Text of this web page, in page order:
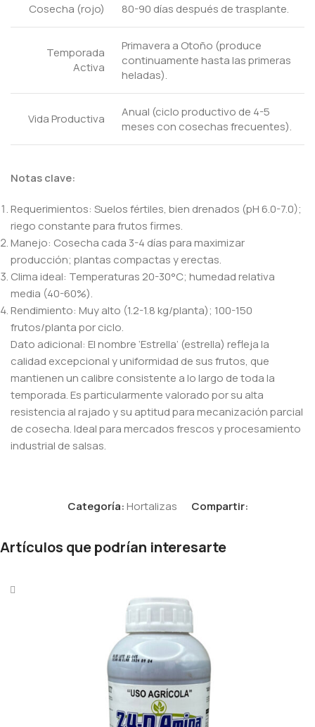
Cosecha (rojo) 80-90 días después de trasplante.
Temporada
Activa
Primavera a Otoño (produce
continuamente hasta las primeras
heladas).
Vida Productiva
Anual (ciclo productivo de 4-5
meses con cosechas frecuentes).
Notas clave:
Requerimientos: Suelos fértiles, bien drenados (pH 6.0-7.0);
riego constante para frutos firmes.
Manejo: Cosecha cada 3-4 días para maximizar
producción; plantas compactas y erectas.
Clima ideal: Temperaturas 20-30°C; humedad relativa
media (40-60%).
Rendimiento: Muy alto (1.2-1.8 kg/planta); 100-150
frutos/planta por ciclo.
Dato adicional: El nombre ‘Estrella’ (estrella) refleja la
calidad excepcional y uniformidad de sus frutos, que
mantienen un calibre consistente a lo largo de toda la
temporada. Es particularmente valorado por su alta
resistencia al rajado y su aptitud para mecanización parcial
de cosecha. Ideal para mercados frescos y procesamiento
industrial de salsas.
Categoría:Hortalizas Compartir:
Artículos que podrían interesarte